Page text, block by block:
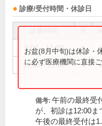
診療/受付時間・休診日
9:00～13:00 ● ●
14:30～17:30 ● ●
お盆(8月中旬)は休診・
に必ず医療機関に直接
備考: 午前の最終受
が、初診は12:00ま
午後の最終受付は